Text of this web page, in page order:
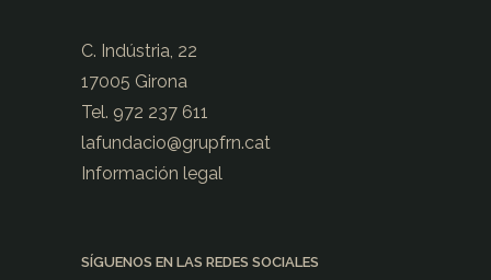
C. Indústria, 22
17005 Girona
Tel. 972 237 611
lafundacio@grupfrn.cat
Información legal
SÍGUENOS EN LAS REDES SOCIALES